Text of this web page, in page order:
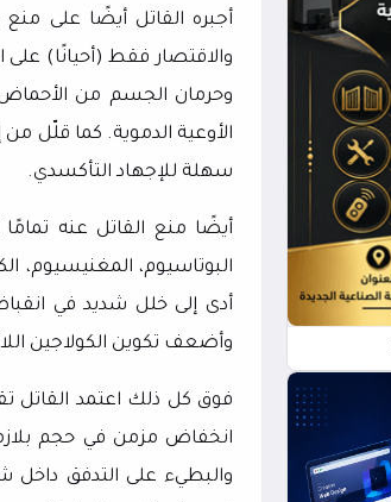
أجبره القاتل أيضًا على منع
والاقتصار فقط (أحيانًا) على
وحرمان الجسم من الأحماض
الأوعية الدموية. كما قلّل
سهلة للإجهاد التأكسدي.
أيضًا منع القاتل عنه
البوتاسيوم، المغنيسيوم،
أدى إلى خلل شديد في
وأضعف تكوين الكولاجين
فوق كل ذلك اعتمد القاتل
انخفاض مزمن في حجم
والبطيء على التدفق داخل